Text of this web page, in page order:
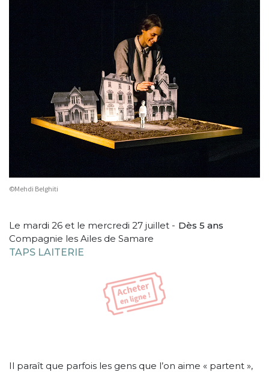
©Mehdi Belghiti
Le mardi 26 et le mercredi 27 juillet
Dès 5 ans
Compagnie les Ailes de Samare
TAPS LAITERIE
Il paraît que parfois les gens que l’on aime « partent »,